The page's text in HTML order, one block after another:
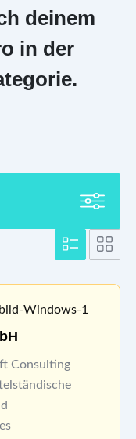
deinem
in der
Consulting